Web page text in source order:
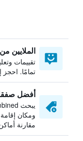
الملايين
تقييمات
تمامًا. احجز
أفضل
ومكان
مقارنة